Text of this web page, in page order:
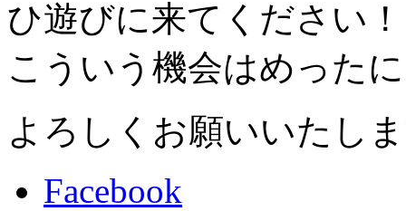
ひ遊びに来てください！
こういう機会はめった
よろしくお願いいたし
Facebook